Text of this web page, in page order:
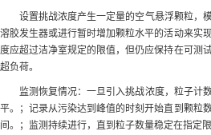
设置挑战浓度产生一定量的空气悬浮颗粒，
溶胶发生器或进行暂时增加颗粒水平的活动来实
度应超过洁净室规定的限值，但仍应保持在可测
超负荷。
监测恢复情况：一旦引入挑战浓度，粒子计
平。；记录从污染达到峰值的时刻开始直到颗粒
间。；监测持续进行，直到粒子数量稳定在指定限